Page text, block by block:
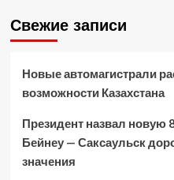
Свежие записи
Новые автомагистрали
возможности Казахстана
Президент назвал новую
Бейнеу — Саксаульск
значения